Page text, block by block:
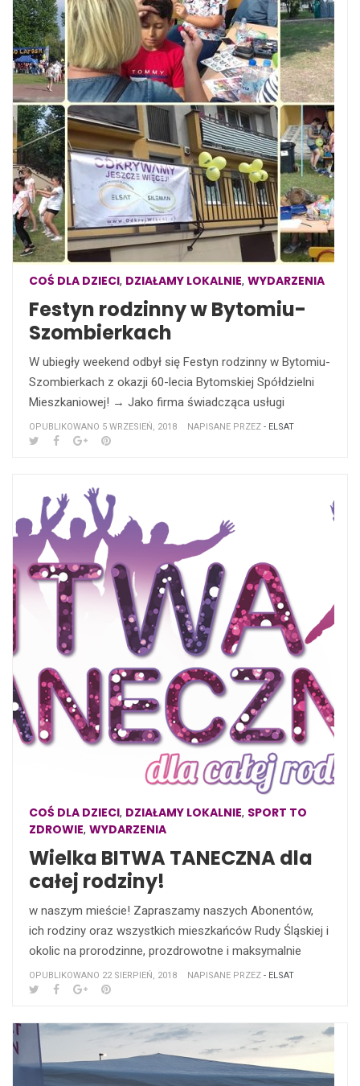
COŚ DLA DZIECI, DZIAŁAMY LOKALNIE, WYDARZENIA
Festyn rodzinny w Bytomiu-
Szombierkach
W ubiegły weekend odbył się Festyn rodzinny w Bytomiu-
Szombierkach z okazji 60-lecia Bytomskiej Spółdzielni
Mieszkaniowej! → Jako firma świadcząca usługi
OPUBLIKOWANO 5 WRZESIEŃ, 2018 NAPISANE PRZEZ - ELSAT
COŚ DLA DZIECI, DZIAŁAMY LOKALNIE, SPORT TO
ZDROWIE, WYDARZENIA
Wielka BITWA TANECZNA dla
całej rodziny!
w naszym mieście! Zapraszamy naszych Abonentów,
ich rodziny oraz wszystkich mieszkańców Rudy Śląskiej i
okolic na prorodzinne, prozdrowotne i maksymalnie
OPUBLIKOWANO 22 SIERPIEŃ, 2018 NAPISANE PRZEZ - ELSAT